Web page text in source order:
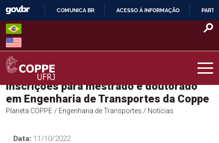
Skip
content
O
COMUNICA BR ACESSO À INFORMAÇÃO
COPPE – UFRJ
Inscrições para mestrado e doutorado
em Engenharia de Transportes da Coppe
Planeta COPPE / Engenharia de Transportes / Notícias
Data: 11/10/2022